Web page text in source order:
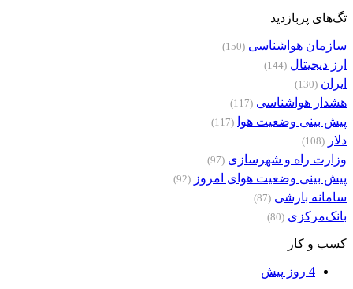
تگ‌های پربازدید
سازمان هواشناسی (150)
ارز دیجیتال (144)
ایران (130)
هشدار هواشناسی (117)
پیش بینی وضعیت هوا (117)
دلار (108)
وزارت راه و شهرسازی (97)
پیش بینی وضعیت هوای امروز (92)
سامانه بارشی (87)
بانک‌مرکزی (80)
کسب و کار
4 روز پیش